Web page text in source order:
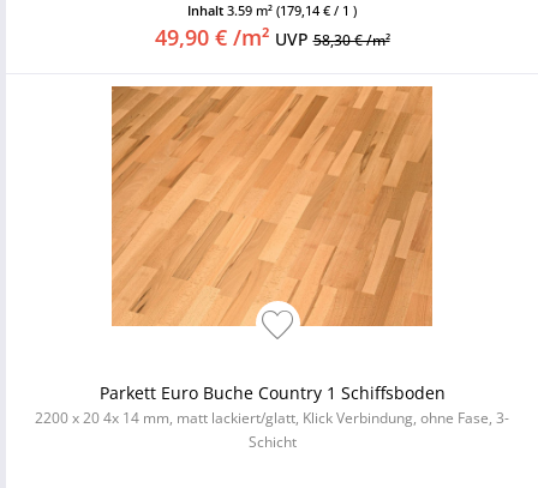
Inhalt 3.59 m² (179,14 € / 1 )
49,90 € /m² UVP58,30 € /m²
Parkett Euro Buche Country 1 Schiffsboden
2200 x 20 4x 14 mm, matt lackiert/glatt, Klick Verbindung, ohne Fase, 3-
Schicht